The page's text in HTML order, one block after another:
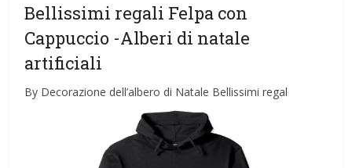
Bellissimi regali Felpa con
Cappuccio -Alberi di natale
artificiali
By Decorazione dell’albero di Natale Bellissimi regal